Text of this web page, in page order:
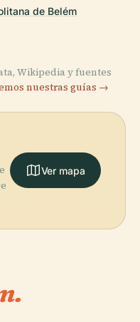
de Belém
Wikipedia y fuentes
nuestras guías →
Ver mapa